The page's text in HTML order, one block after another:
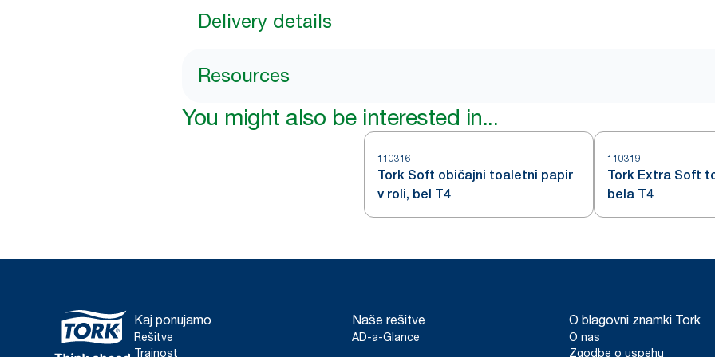
Delivery details
Resources
You might also be interested in...
110316
Tork Soft običajni toaletni papir
v roli, bel T4
110319
Tork Extra Soft
bela T4
Kaj ponujamo
Rešitve
Trajnost
Naše rešitve
AD-a-Glance
O blagovni znamki Tork
O nas
Zgodbe o uspehu